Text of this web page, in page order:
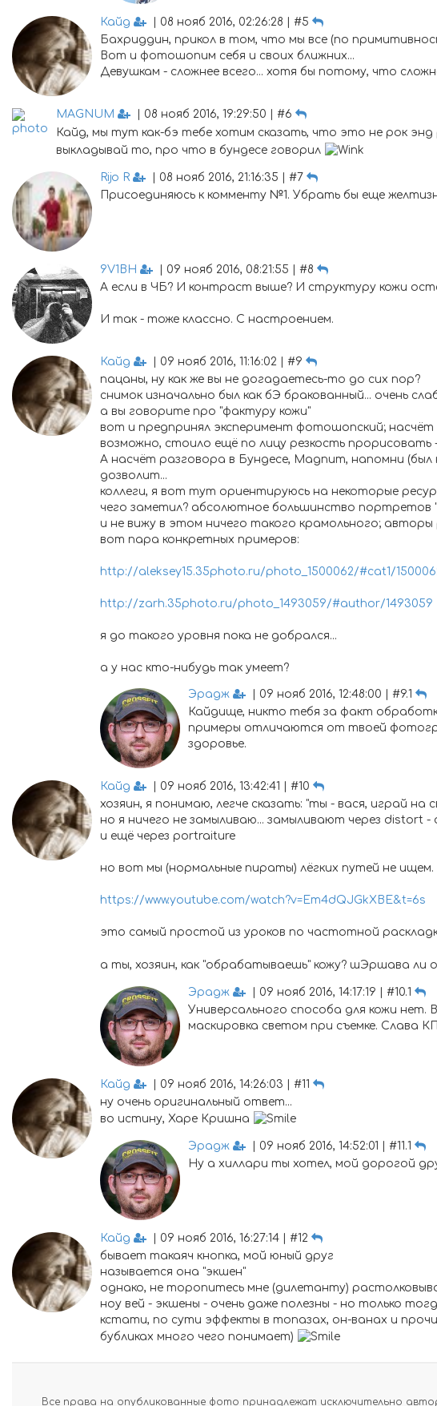
Кайд
| 08 нояб 2016, 02:26:28 | #5
Бахриддин, прикол в том, что мы все (по
Вот и фотошопим себя и своих ближних...
Девушкам - сложнее всего... хотя бы потому, что
MAGNUM
| 08 нояб 2016, 19:29:50 | #6
Кайд, мы тут как-бэ тебе хотим сказать, что это не рок энд
выкладывай то, про что в бундесе говорил
Rijo R
| 08 нояб 2016, 21:16:35 | #7
Присоединяюсь к комменту №1. Убрать бы еще
9V1BH
| 09 нояб 2016, 08:21:55 | #8
А если в ЧБ? И контраст выше? И структуру кожи
И так - тоже классно. С настроением.
Кайд
| 09 нояб 2016, 11:16:02 | #9
пацаны, ну как же вы не догадаетесь-то до сих пор?
снимок изначально был как бЭ бракованный... очень
а вы говорите про "фактуру кожи"
вот и предпринял эксперимент фотошопский;
возможно, стоило ещё по лицу резкость прорисовать
А насчёт разговора в Бундесе, Magnum, напомни
дозволит...
коллеги, я вот тут ориентируюсь на некоторые
чего заметил? абсолютное большинство портретов
и не вижу в этом ничего такого крамольного;
вот пара конкретных примеров:
http://aleksey15.35photo.ru/photo_1500062/#cat1/
http://zarh.35photo.ru/photo_1493059/#author/1493059
я до такого уровня пока не добрался...
а у нас кто-нибудь так умеет?
Эрадж
| 09 нояб 2016, 12:48:00 | #9.1
Кайдище, никто тебя за факт
примеры отличаются от твоей
здоровье.
Кайд
| 09 нояб 2016, 13:42:41 | #10
хозяин, я понимаю, легче сказать: "ты - вася, играй на
но я ничего не замыливаю... замыливают через distort -
и ещё через portraiture
но вот мы (нормальные пираты) лёгких путей не
https://www.youtube.com/watch?v=Em4dQJGkXBE&t=6s
это самый простой из уроков по частотной
а ты, хозяин, как "обрабатываешь" кожу? шЭршава
Эрадж
| 09 нояб 2016, 14:17:19 | #10.1
Универсального способа для кожи
маскировка светом при съемке. Слава
Кайд
| 09 нояб 2016, 14:26:03 | #11
ну очень оригинальный ответ...
во истину, Харе Кришна
Эрадж
| 09 нояб 2016, 14:52:01 | #11.1
Ну а хиллари ты хотел, мой дорогой
Кайд
| 09 нояб 2016, 16:27:14 | #12
бывает такаяч кнопка, мой юный друг
называется она "экшен"
однако, не торопитесь мне (дилетанту)
ноу вей - экшены - очень даже полезны - но только
кстати, по сути эффекты в топазах, он-ванах и
бубликах много чего понимает)
Все права на опубликованные фото принадлежат исключительно